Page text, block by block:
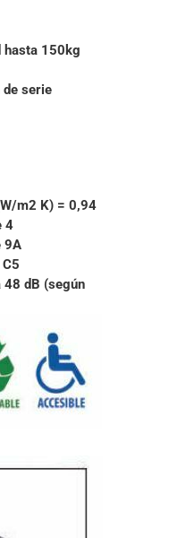
hasta 150kg
de serie
m2 K) = 0,94
4
9A
48 dB (según